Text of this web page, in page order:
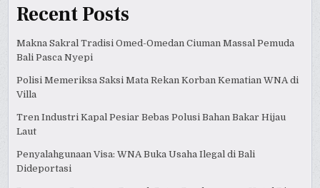
Recent Posts
Makna Sakral Tradisi Omed-Omedan Ciuman Massal Pemuda
Bali Pasca Nyepi
Polisi Memeriksa Saksi Mata Rekan Korban Kematian WNA di
Villa
Tren Industri Kapal Pesiar Bebas Polusi Bahan Bakar Hijau
Laut
Penyalahgunaan Visa: WNA Buka Usaha Ilegal di Bali
Dideportasi